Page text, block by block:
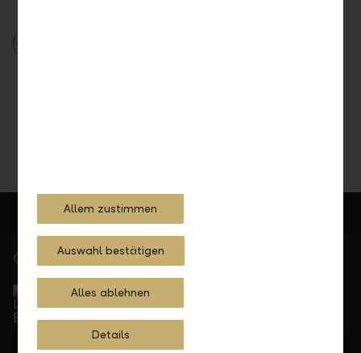
Gerne für Sie da
Service Direkt
Telefonisch erreichbar von Montag bis Freitag, 08.00
bis 17.30 Uhr
+423 236 88 11
Allem zustimmen
Auswahl bestätigen
Alles ablehnen
Details